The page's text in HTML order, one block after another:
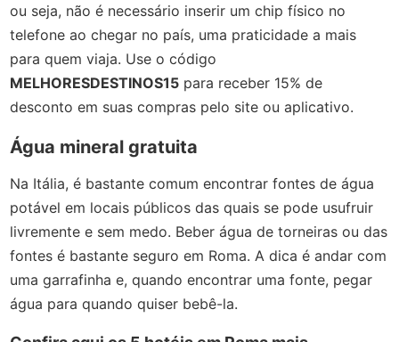
ou seja, não é necessário inserir um chip físico no
telefone ao chegar no país, uma praticidade a mais
para quem viaja. Use o código
MELHORESDESTINOS15 para receber 15% de
desconto em suas compras pelo site ou aplicativo.
Água mineral gratuita
Na Itália, é bastante comum encontrar fontes de água
potável em locais públicos das quais se pode usufruir
livremente e sem medo. Beber água de torneiras ou das
fontes é bastante seguro em Roma. A dica é andar com
uma garrafinha e, quando encontrar uma fonte, pegar
água para quando quiser bebê-la.